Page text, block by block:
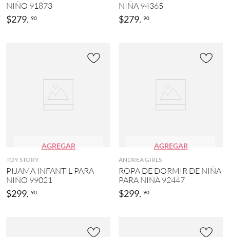
NIÑO 91873
$279. 90
NIÑA 94365
$279. 90
AGREGAR
TOY STORY
PIJAMA INFANTIL PARA
NIÑO 99021
$299. 90
AGREGAR
ANDREA GIRLS
ROPA DE DORMIR DE NIÑA
PARA NIÑA 92447
$299. 90